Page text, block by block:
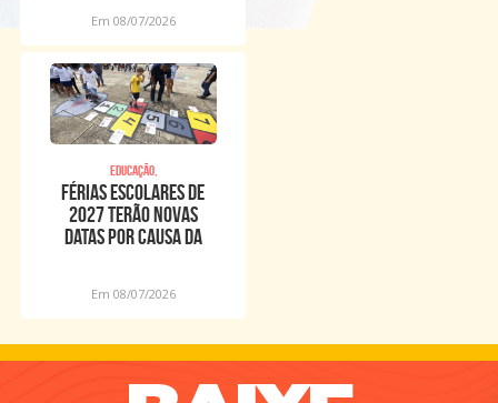
Em 08/07/2026
Educação,
Férias escolares de
2027 terão novas
datas por causa da
Em 08/07/2026